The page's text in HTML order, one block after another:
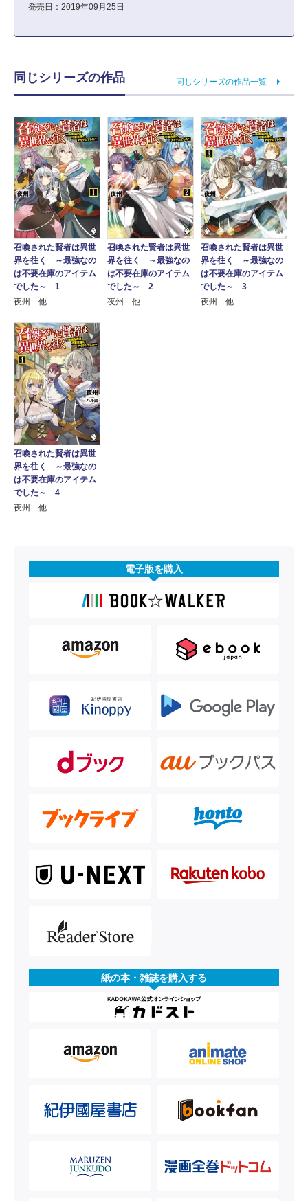
発売日：2019年09月25日
同じシリーズの作品 同じシリーズの作品一覧
召喚された賢者は異世
界を往く ～最強なの
は不要在庫のアイテム
でした～ 1
夜州 他
召喚された賢者は異世
界を往く ～最強なの
は不要在庫のアイテム
でした～ 2
夜州 他
召喚された賢者は異世
界を往く ～最強なの
は不要在庫のアイテム
でした～ 3
夜州 他
召喚された賢者は異世
界を往く ～最強なの
は不要在庫のアイテム
でした～ 4
夜州 他
電子版を購入
紙の本・雑誌を購入する